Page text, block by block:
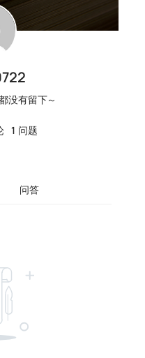
没有留下～
1 问题
问答